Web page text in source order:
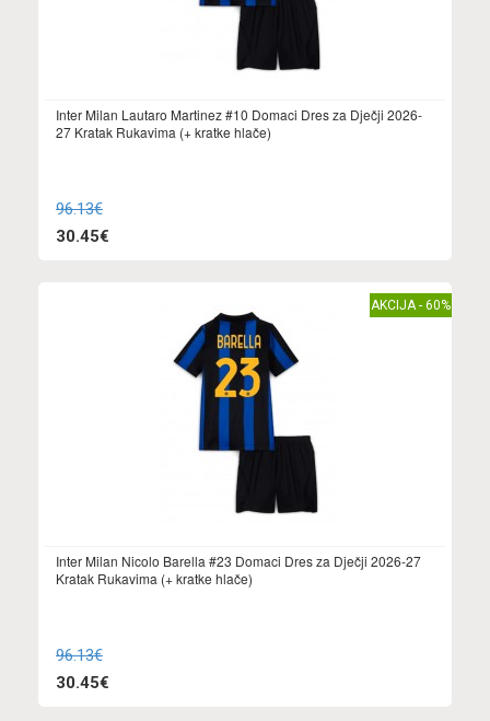
Inter Milan Lautaro Martinez #10 Domaci Dres za Dječji 2026-
27 Kratak Rukavima (+ kratke hlače)
96.13€
30.45€
AKCIJA - 60%
Inter Milan Nicolo Barella #23 Domaci Dres za Dječji 2026-27
Kratak Rukavima (+ kratke hlače)
96.13€
30.45€